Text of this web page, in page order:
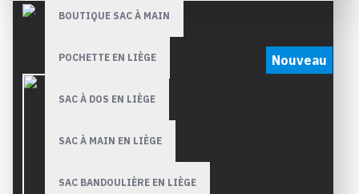
BOUTIQUE SAC À MAIN
POCHETTE EN LIÈGE
SAC À DOS EN LIÈGE
SAC À MAIN EN LIÈGE
SAC BANDOULIÈRE EN LIÈGE
Nouveau